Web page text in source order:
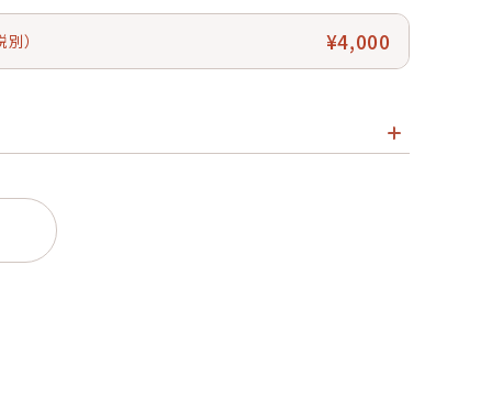
） ¥4,000
は全周魚眼と対角線魚眼 APS-C／Hサイズでは対角線